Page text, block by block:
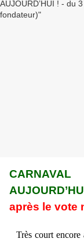
CARNAVAL
après le vote
Très court